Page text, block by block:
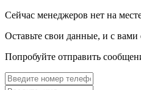
Cейчас менеджеров нет на
Оставьте свои данные, и с вами
Попробуйте отправить